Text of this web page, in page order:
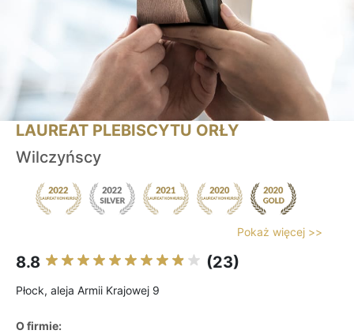
LAUREAT PLEBISCYTU ORŁY
Wilczyńscy
Pokaż więcej >>
8.8 (23)
Płock, aleja Armii Krajowej 9
O firmie: